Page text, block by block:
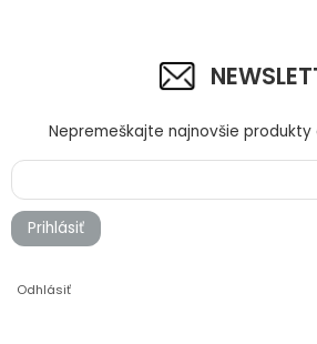
Nepremeškajte najnovšie
Prihlásiť
Odhlásiť